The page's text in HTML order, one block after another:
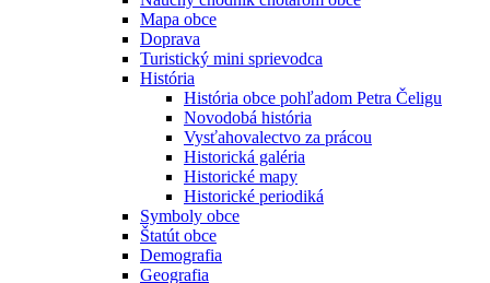
Mapa obce
Doprava
Turistický mini sprievodca
História
História obce pohľadom Petra Čeligu
Novodobá história
Vysťahovalectvo za prácou
Historická galéria
Historické mapy
Historické periodiká
Symboly obce
Štatút obce
Demografia
Geografia